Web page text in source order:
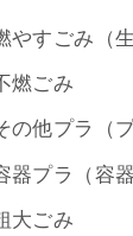
やすごみ（生
燃ごみ
の他プラ（
器プラ（容
大ごみ